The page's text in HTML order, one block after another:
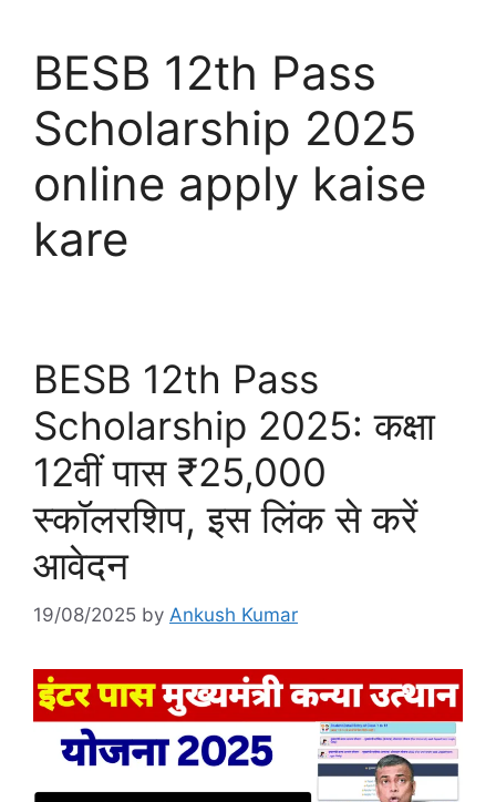
BESB 12th Pass
Scholarship 2025
online apply kaise
kare
BESB 12th Pass
Scholarship 2025: कक्षा
12वीं पास ₹25,000
स्कॉलरशिप, इस लिंक से करें
आवेदन
19/08/2025 by Ankush Kumar